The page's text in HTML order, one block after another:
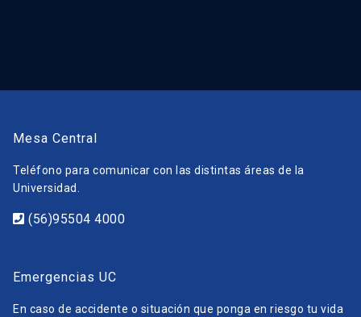
Mesa Central
Teléfono para comunicar con las distintas áreas de la
Universidad.
(56)95504 4000
Emergencias UC
En caso de accidente o situación que ponga en riesgo tu vida